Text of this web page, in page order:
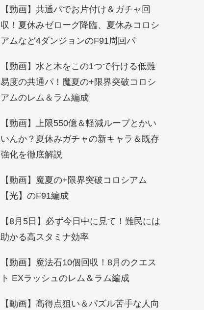
【動画】共通パでお片付け＆ガチャ回
収！夏休みゼローグ降臨、夏休みコロシ
アムなど4ダンジョンのF91周回パ
【動画】水と木をこの1つで行ける低難
易度の共通パ！魔夏の+限界突破コロシ
アムのレム＆ラム編成
【動画】上限550億＆軽減ループとかい
いんか？夏休みガチャの新キャラ＆既存
強化を徹底解説
【動画】魔夏の+限界突破コロシアム
【光】のF91編成
【8月5日】必ず今日中に見て！難民には
助かる高スタミナ効率
【動画】魔法石10個回収！8月のクエス
ト EXラッシュのレム＆ラム編成
【動画】高得点狙い＆パズル苦手な人向